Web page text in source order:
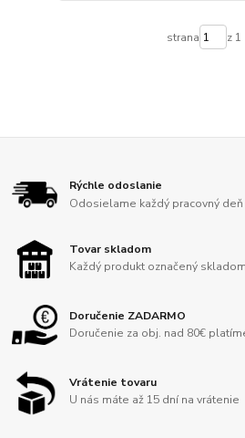
strana z 1
Rýchle odoslanie
Odosielame každý pracovný
Tovar skladom
Každý produkt označený
Doručenie ZADARMO
Doručenie za obj. nad 80€
Vrátenie tovaru
U nás máte až 15 dní na vrátenie